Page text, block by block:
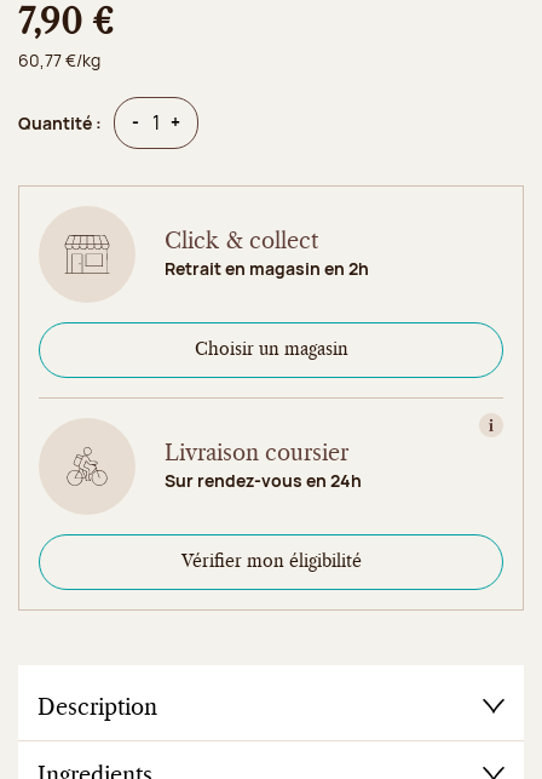
7,90 €
60,77 €/kg
Quantité : - Quantité
+Quantité
Click & collect
Retrait en magasin en 2h
Choisir un magasin
Livraison coursier
Sur rendez-vous en 24h
Vérifier mon éligibilité
Description